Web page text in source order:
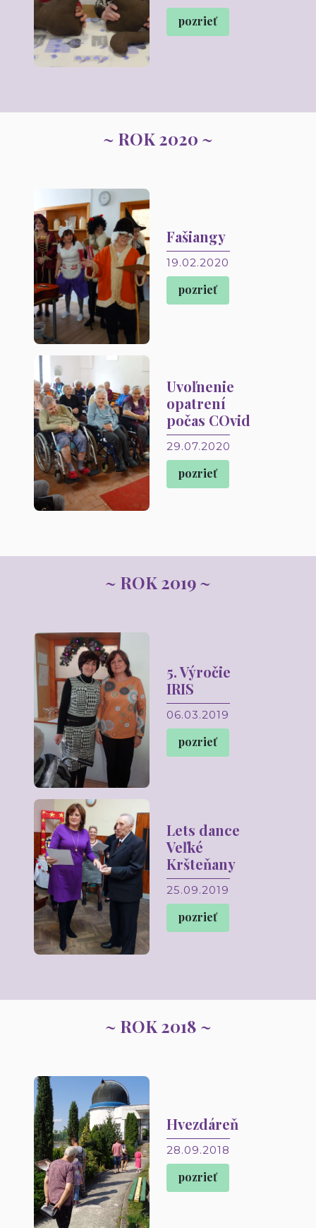
pozrieť
~ ROK 2020 ~
Fašiangy
19.02.2020
pozrieť
Uvoľnenie
opatrení
počas COvid
29.07.2020
pozrieť
~ ROK 2019 ~
5. Výročie
IRIS
06.03.2019
pozrieť
Lets dance
Veľké
Kršteňany
25.09.2019
pozrieť
~ ROK 2018 ~
Hvezdáreň
28.09.2018
pozrieť